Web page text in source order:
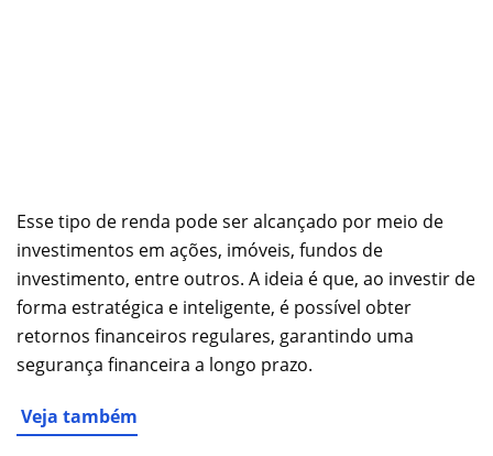
Esse tipo de renda pode ser alcançado por meio de
investimentos em ações, imóveis, fundos de
investimento, entre outros. A ideia é que, ao investir de
forma estratégica e inteligente, é possível obter
retornos financeiros regulares, garantindo uma
segurança financeira a longo prazo.
Veja também